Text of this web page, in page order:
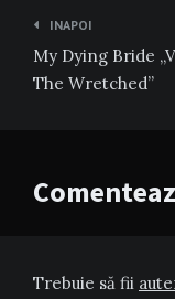
Navigare
în
articole
INAPOI
My Dying Bride
The Wretched”
Trebuie să fii